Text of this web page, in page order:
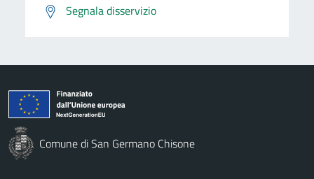
Segnala disservizio
Comune di San Germano Chisone